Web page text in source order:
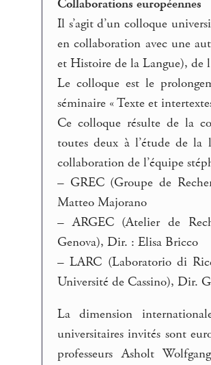
Collaborations européennes
Il s’agit d’un colloque
en collaboration avec une
et Histoire de la Langue), de
Le colloque est le
séminaire « Texte et
Ce colloque résulte de la
toutes deux à l’étude de la
collaboration de l’équipe
– GREC (Groupe de
Matteo Majorano
– ARGEC (Atelier de
Genova), Dir. : Elisa Bricco
– LARC (Laboratorio di
Université de Cassino), Dir.
La dimension
universitaires invités sont
professeurs Asholt